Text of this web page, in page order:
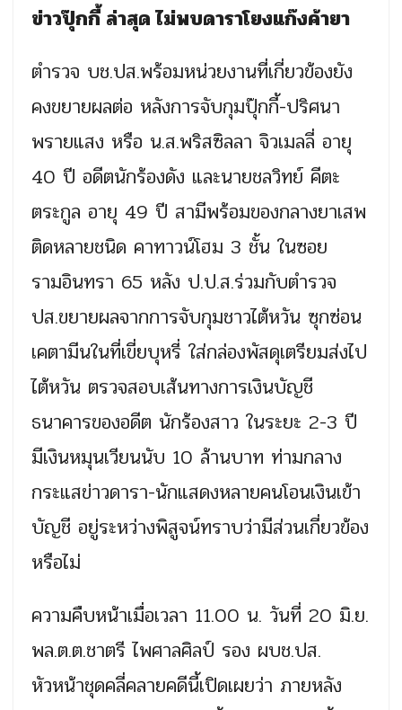
ข่าวปุ๊กกี้ ล่าสุด ไม่พบดาราโยงแก๊งค้ายา
ตำรวจ บช.ปส.พร้อมหน่วยงานที่เกี่ยวข้องยัง
คงขยายผลต่อ หลังการจับกุมปุ๊กกี้-ปริศนา
พรายแสง หรือ น.ส.พริสซิลลา จิวเมลลี่ อายุ
40 ปี อดีตนักร้องดัง และนายชลวิทย์ คีตะ
ตระกูล อายุ 49 ปี สามีพร้อมของกลางยาเสพ
ติดหลายชนิด คาทาวน์โฮม 3 ชั้น ในซอย
รามอินทรา 65 หลัง ป.ป.ส.ร่วมกับตำรวจ
ปส.ขยายผลจากการจับกุมชาวไต้หวัน ซุกซ่อน
เคตามีนในที่เขี่ยบุหรี่ ใส่กล่องพัสดุเตรียมส่งไป
ไต้หวัน ตรวจสอบเส้นทางการเงินบัญชี
ธนาคารของอดีต นักร้องสาว ในระยะ 2-3 ปี
มีเงินหมุนเวียนนับ 10 ล้านบาท ท่ามกลาง
กระแสข่าวดารา-นักแสดงหลายคนโอนเงินเข้า
บัญชี อยู่ระหว่างพิสูจน์ทราบว่ามีส่วนเกี่ยวข้อง
หรือไม่
ความคืบหน้าเมื่อเวลา 11.00 น. วันที่ 20 มิ.ย.
พล.ต.ต.ชาตรี ไพศาลศิลป์ รอง ผบช.ปส.
หัวหน้าชุดคลี่คลายคดีนี้เปิดเผยว่า ภายหลัง